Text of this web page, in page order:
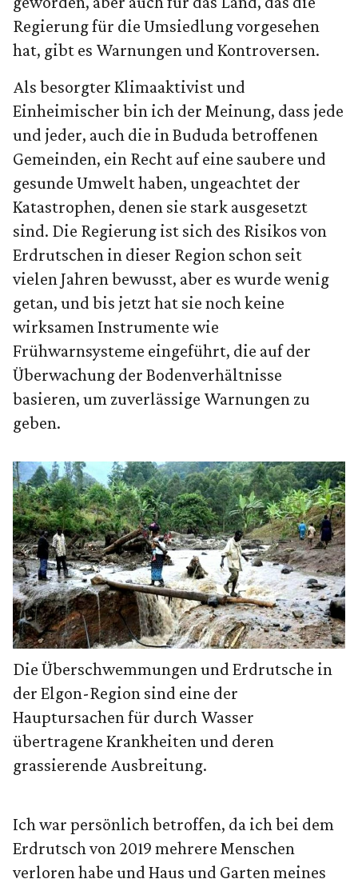
Regierung für die Umsiedlung vorgesehen
hat, gibt es Warnungen und Kontroversen.
Als besorgter Klimaaktivist und
Einheimischer bin ich der Meinung, dass jede
und jeder, auch die in Bududa betroffenen
Gemeinden, ein Recht auf eine saubere und
gesunde Umwelt haben, ungeachtet der
Katastrophen, denen sie stark ausgesetzt
sind. Die Regierung ist sich des Risikos von
Erdrutschen in dieser Region schon seit
vielen Jahren bewusst, aber es wurde wenig
getan, und bis jetzt hat sie noch keine
wirksamen Instrumente wie
Frühwarnsysteme eingeführt, die auf der
Überwachung der Bodenverhältnisse
basieren, um zuverlässige Warnungen zu
geben.
Die Überschwemmungen und Erdrutsche in
der Elgon-Region sind eine der
Hauptursachen für durch Wasser
übertragene Krankheiten und deren
grassierende Ausbreitung.
Ich war persönlich betroffen, da ich bei dem
Erdrutsch von 2019 mehrere Menschen
verloren habe und Haus und Garten meines